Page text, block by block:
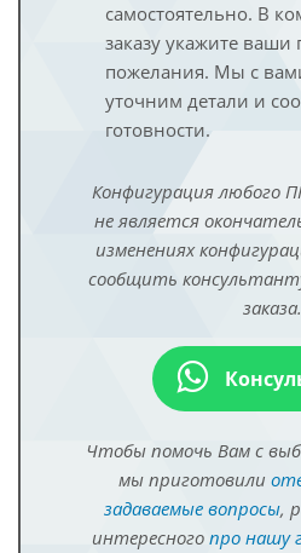
самостоятельно. В
заказу укажите
пожелания. Мы с
уточним детали и
готовности.
Конфигурация любого
не является
изменениях
сообщить
заказа.
Чтобы помочь Вам с
мы приготовили
задаваемые вопросы,
интересного про нашу